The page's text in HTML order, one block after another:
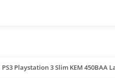
PS3 Playstation 3 Slim KEM 450BAA